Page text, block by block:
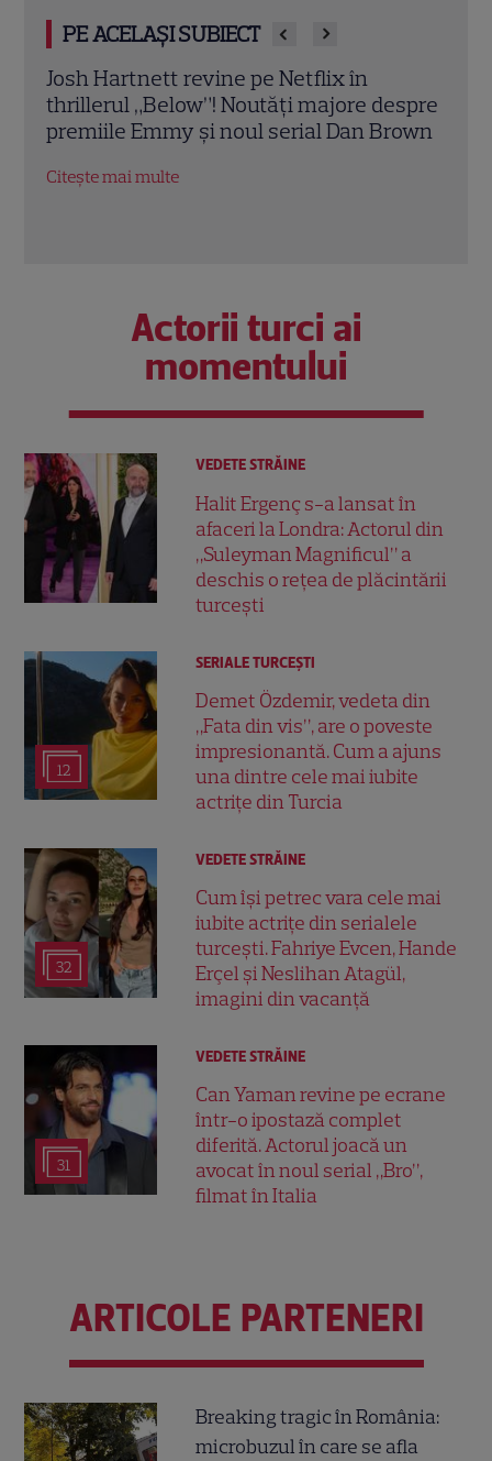
PE ACELAȘI SUBIECT
Kevin Hart revine pe Netflix în comedia
„72 de ore”! Aventura haotică în care un
corporatist ajunge din greșeală la o
Actorii turci ai
momentului
VEDETE STRĂINE
Halit Ergenç s-a lansat în
afaceri la Londra: Actorul din
„Suleyman Magnificul” a
deschis o rețea de plăcintării
turcești
12
SERIALE TURCEŞTI
Demet Özdemir, vedeta din
„Fata din vis”, are o poveste
impresionantă. Cum a ajuns
una dintre cele mai iubite
actrițe din Turcia
32
VEDETE STRĂINE
Cum își petrec vara cele mai
iubite actrițe din serialele
turcești. Fahriye Evcen, Hande
Erçel și Neslihan Atagül,
imagini din vacanță
31
VEDETE STRĂINE
Can Yaman revine pe ecrane
într-o ipostază complet
diferită. Actorul joacă un
avocat în noul serial „Bro”,
filmat în Italia
ARTICOLE PARTENERI
Breaking tragic în România:
microbuzul în care se afla